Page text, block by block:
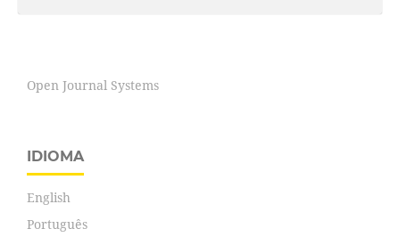
Open Journal Systems
IDIOMA
English
Português